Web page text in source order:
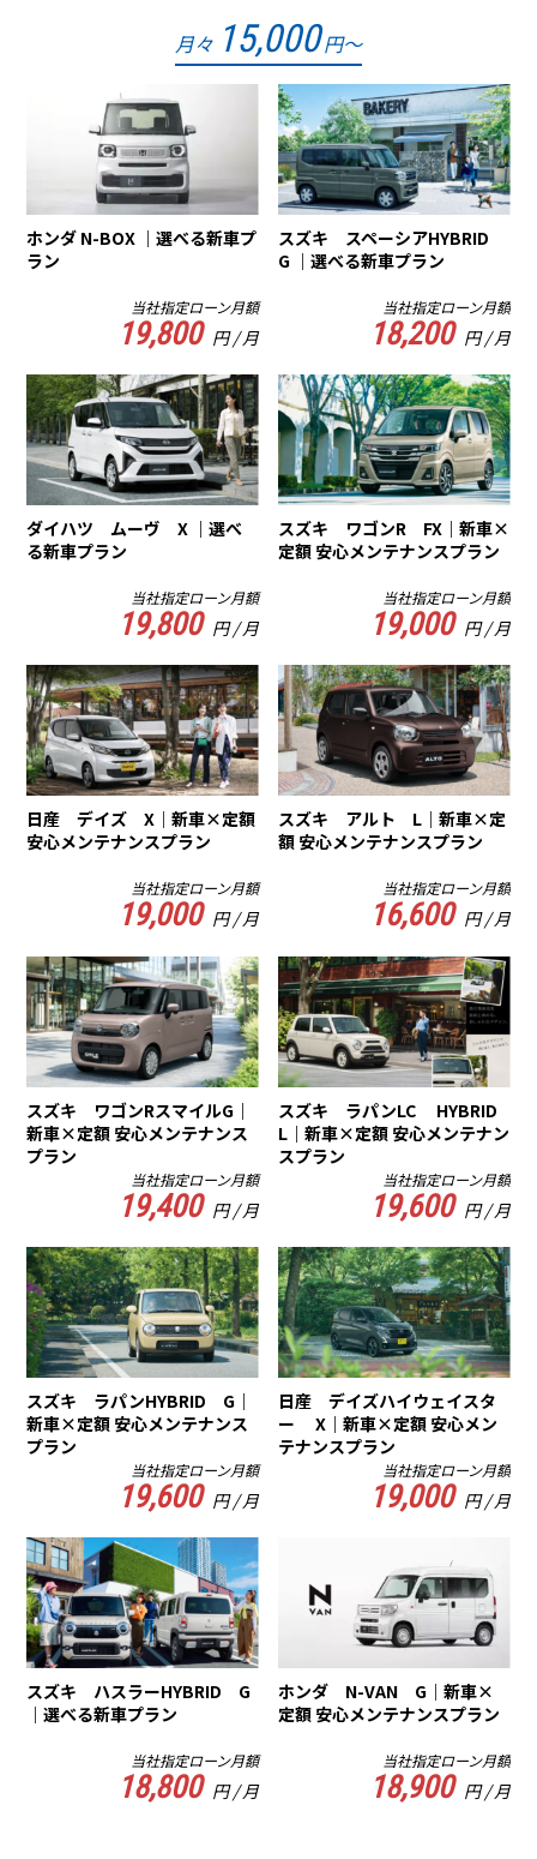
月々 15,000円～
ホンダ N-BOX ｜選べる新車プ
ラン
当社指定ローン月額
19,800 円 / 月
スズキ スペーシアHYBRID
G ｜選べる新車プラン
当社指定ローン月額
18,200 円 / 月
ダイハツ ムーヴ X ｜選べ
る新車プラン
当社指定ローン月額
19,800 円 / 月
スズキ ワゴンR FX｜新車×
定額 安心メンテナンスプラン
当社指定ローン月額
19,000 円 / 月
日産 デイズ X｜新車×定額
安心メンテナンスプラン
当社指定ローン月額
19,000 円 / 月
スズキ アルト L｜新車×定
額 安心メンテナンスプラン
当社指定ローン月額
16,600 円 / 月
スズキ ワゴンRスマイルG｜
新車×定額 安心メンテナンス
プラン
当社指定ローン月額
19,400 円 / 月
スズキ ラパンLC HYBRID
L｜新車×定額 安心メンテナン
スプラン
当社指定ローン月額
19,600 円 / 月
スズキ ラパンHYBRID G｜
新車×定額 安心メンテナンス
プラン
当社指定ローン月額
19,600 円 / 月
日産 デイズハイウェイスタ
ー X｜新車×定額 安心メン
テナンスプラン
当社指定ローン月額
19,000 円 / 月
スズキ ハスラーHYBRID G
｜選べる新車プラン
当社指定ローン月額
18,800 円 / 月
ホンダ N-VAN G｜新車×
定額 安心メンテナンスプラン
当社指定ローン月額
18,900 円 / 月